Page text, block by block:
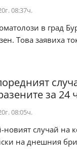
08:37ч.
в град
Това заявиха
за 24
08:05ч.
новият случай на
на днешния